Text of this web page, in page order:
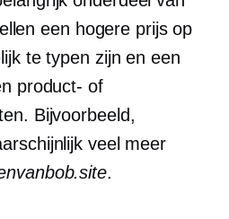
een hogere prijs op
te typen zijn en een
product- of
Bijvoorbeeld,
veel meer
.